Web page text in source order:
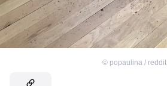
© popaulina / reddit